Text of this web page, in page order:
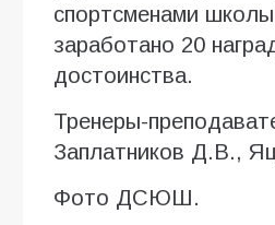
спортсменами
заработано 20
достоинства.
Тренеры-
Заплатников Д.В.,
Фото ДСЮШ.